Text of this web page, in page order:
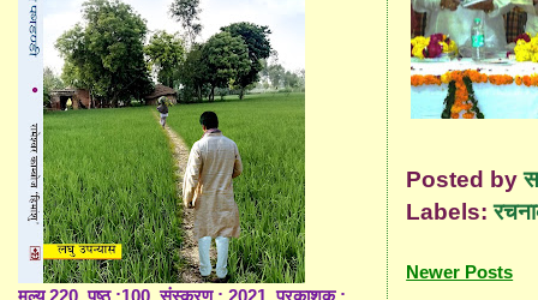
Posted by
Labels:
Newer Posts